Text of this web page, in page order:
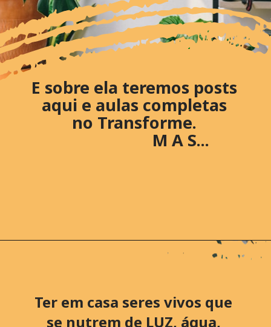
E sobre ela teremos posts
aqui e aulas completas
no Transforme.
M A S...
Ter em casa seres vivos que
se nutrem de LUZ, água,